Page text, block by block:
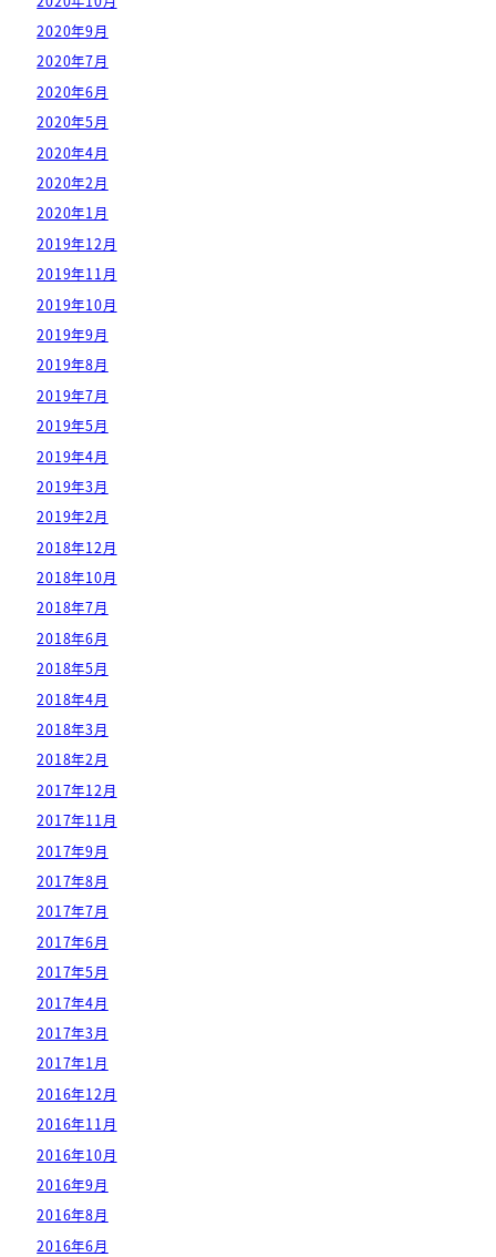
2020年9月
2020年7月
2020年6月
2020年5月
2020年4月
2020年2月
2020年1月
2019年12月
2019年11月
2019年10月
2019年9月
2019年8月
2019年7月
2019年5月
2019年4月
2019年3月
2019年2月
2018年12月
2018年10月
2018年7月
2018年6月
2018年5月
2018年4月
2018年3月
2018年2月
2017年12月
2017年11月
2017年9月
2017年8月
2017年7月
2017年6月
2017年5月
2017年4月
2017年3月
2017年1月
2016年12月
2016年11月
2016年10月
2016年9月
2016年8月
2016年6月